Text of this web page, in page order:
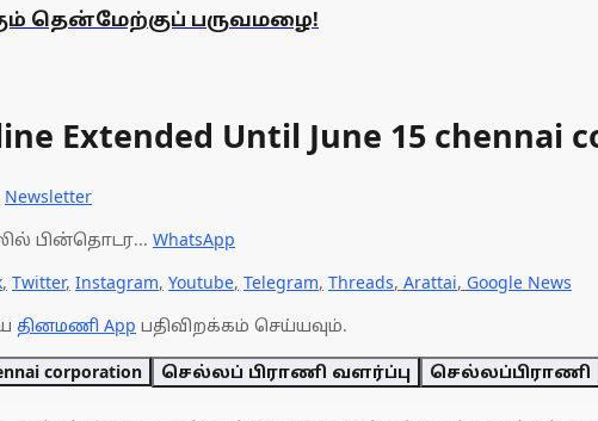
தென்மேற்குப் பருவமழை!
Extended Until June 15 chennai
Newsletter
பின்தொடர... WhatsApp
, Twitter, Instagram, Youtube, Telegram, Threads, Arattai, Google News
தினமணி App பதிவிறக்கம் செய்யவும்.
corporation செல்லப் பிராணி வளர்ப்பு செல்லப்பிராணி